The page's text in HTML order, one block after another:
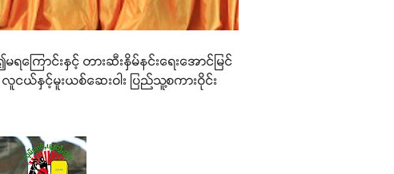
ောင်းနှင့် တားဆီးနှိမ်နင်းရေးအောင်မြင်
ယ်နှင့်မူးယစ်ဆေးဝါး ပြည်သူ့စကားဝိုင်း